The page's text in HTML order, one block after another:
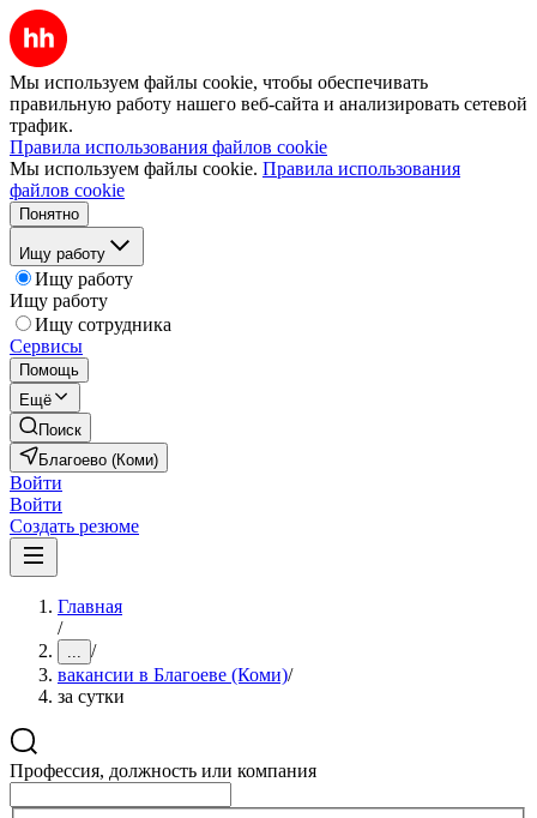
Мы используем файлы cookie, чтобы обеспечивать
правильную работу нашего веб-сайта и анализировать сетевой
трафик.
Правила использования файлов cookie
Мы используем файлы cookie. Правила использования
файлов cookie
Понятно
Ищу работу
Ищу работу
Ищу работу
Ищу сотрудника
Сервисы
Помощь
Ещё
Поиск
Благоево (Коми)
Войти
Войти
Создать резюме
Главная
/
... /
вакансии в Благоеве (Коми)/
за сутки
Профессия, должность или компания